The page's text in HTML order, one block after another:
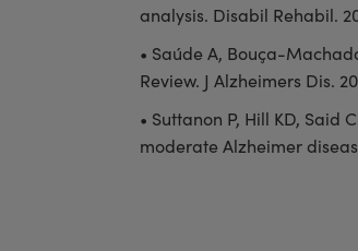
analysis. Disabil Rehabil.
• Saúde A, Bouça-
Review. J Alzheimers Dis.
• Suttanon P, Hill KD,
moderate Alzheimer